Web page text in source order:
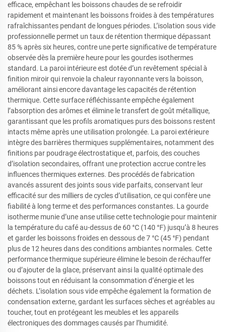
efficace, empêchant les boissons chaudes de se refroidir
rapidement et maintenant les boissons froides à des températures
rafraîchissantes pendant de longues périodes. L’isolation sous vide
professionnelle permet un taux de rétention thermique dépassant
85 % après six heures, contre une perte significative de température
observée dès la première heure pour les gourdes isothermes
standard. La paroi intérieure est dotée d’un revêtement spécial à
finition miroir qui renvoie la chaleur rayonnante vers la boisson,
améliorant ainsi encore davantage les capacités de rétention
thermique. Cette surface réfléchissante empêche également
l’absorption des arômes et élimine le transfert de goût métallique,
garantissant que les profils aromatiques purs des boissons restent
intacts même après une utilisation prolongée. La paroi extérieure
intègre des barrières thermiques supplémentaires, notamment des
finitions par poudrage électrostatique et, parfois, des couches
d’isolation secondaires, offrant une protection accrue contre les
influences thermiques externes. Des procédés de fabrication
avancés assurent des joints sous vide parfaits, conservant leur
efficacité sur des milliers de cycles d’utilisation, ce qui confère une
fiabilité à long terme et des performances constantes. La gourde
isotherme munie d’une anse utilise cette technologie pour maintenir
la température du café au-dessus de 60 °C (140 °F) jusqu’à 8 heures
et garder les boissons froides en dessous de 7 °C (45 °F) pendant
plus de 12 heures dans des conditions ambiantes normales. Cette
performance thermique supérieure élimine le besoin de réchauffer
ou d’ajouter de la glace, préservant ainsi la qualité optimale des
boissons tout en réduisant la consommation d’énergie et les
déchets. L’isolation sous vide empêche également la formation de
condensation externe, gardant les surfaces sèches et agréables au
toucher, tout en protégeant les meubles et les appareils
électroniques des dommages causés par l’humidité.